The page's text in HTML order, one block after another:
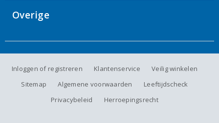
Overige
Inloggen of registreren Klantenservice
Veilig winkelen
Sitemap
Algemene voorwaarden
Leeftijdscheck
Privacybeleid
Herroepingsrecht